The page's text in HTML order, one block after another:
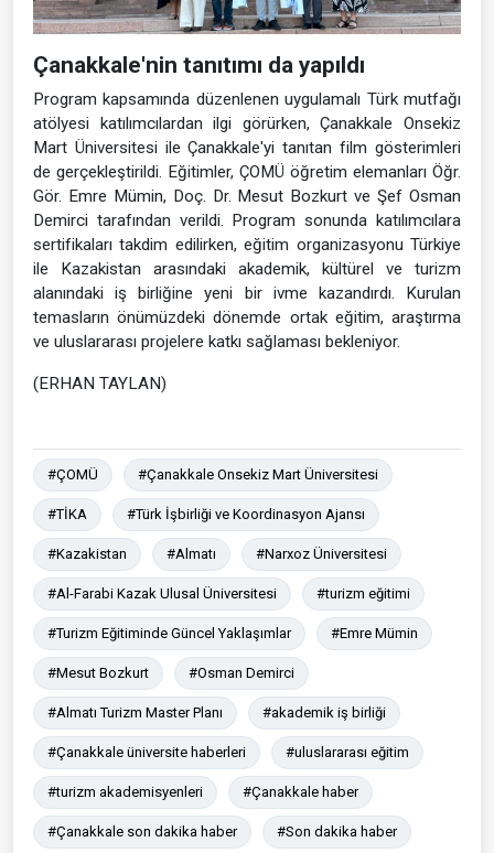
Çanakkale'nin tanıtımı da yapıldı
Program kapsamında düzenlenen uygulamalı Türk mutfağı
atölyesi katılımcılardan ilgi görürken, Çanakkale Onsekiz
Mart Üniversitesi ile Çanakkale'yi tanıtan film gösterimleri
de gerçekleştirildi. Eğitimler, ÇOMÜ öğretim elemanları Öğr.
Gör. Emre Mümin, Doç. Dr. Mesut Bozkurt ve Şef Osman
Demirci tarafından verildi. Program sonunda katılımcılara
sertifikaları takdim edilirken, eğitim organizasyonu Türkiye
ile Kazakistan arasındaki akademik, kültürel ve turizm
alanındaki iş birliğine yeni bir ivme kazandırdı. Kurulan
temasların önümüzdeki dönemde ortak eğitim, araştırma
ve uluslararası projelere katkı sağlaması bekleniyor.
(ERHAN TAYLAN)
#ÇOMÜ #Çanakkale Onsekiz Mart Üniversitesi
#TİKA #Türk İşbirliği ve Koordinasyon Ajansı
#Kazakistan #Almatı #Narxoz Üniversitesi
#Al-Farabi Kazak Ulusal Üniversitesi #turizm eğitimi
#Turizm Eğitiminde Güncel Yaklaşımlar #Emre Mümin
#Mesut Bozkurt #Osman Demirci
#Almatı Turizm Master Planı #akademik iş birliği
#Çanakkale üniversite haberleri #uluslararası eğitim
#turizm akademisyenleri #Çanakkale haber
#Çanakkale son dakika haber #Son dakika haber